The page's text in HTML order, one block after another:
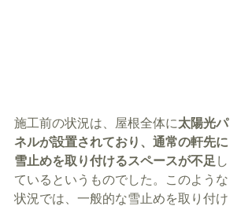
施工前の状況は、屋根全体に太陽光パ
ネルが設置されており、通常の軒先に
雪止めを取り付けるスペースが不足 し
ているというものでした。このような
状況では、一般的な雪止めを取り付け